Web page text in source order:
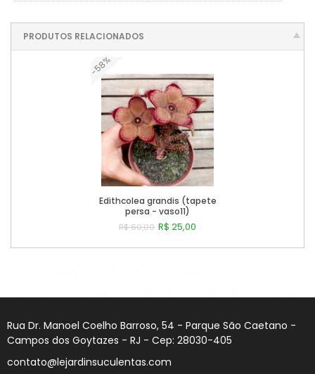
PRODUTOS RELACIONADOS
-58%
Edithcolea grandis (tapete
persa - vaso11)
R$ 60,00 R$ 25,00
Rua Dr. Manoel Coelho Barroso, 54 - Parque São Caetano -
Campos dos Goytazes - RJ - Cep: 28030-405
contato@lejardinsuculentas.com